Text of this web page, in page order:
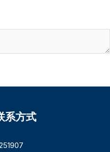
系方式